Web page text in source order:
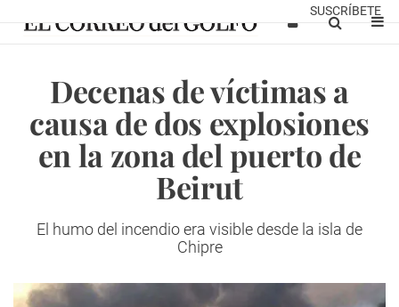
SUSCRÍBETE
Decenas de víctimas a
causa de dos explosiones
en la zona del puerto de
Beirut
El humo del incendio era visible desde la isla de
Chipre